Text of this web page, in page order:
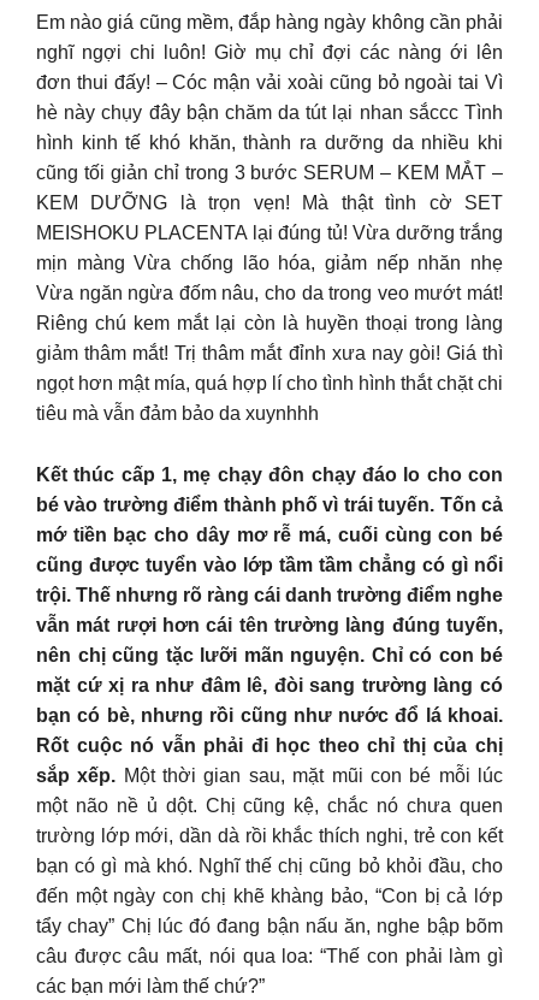
Em nào giá cũng mềm, đắp hàng ngày không cần phải
nghĩ ngợi chi luôn! Giờ mụ chỉ đợi các nàng ới lên
đơn thui đấy! – Cóc mận vải xoài cũng bỏ ngoài tai Vì
hè này chụy đây bận chăm da tút lại nhan sắccc Tình
hình kinh tế khó khăn, thành ra dưỡng da nhiều khi
cũng tối giản chỉ trong 3 bước SERUM – KEM MẮT –
KEM DƯỠNG là trọn vẹn! Mà thật tình cờ SET
MEISHOKU PLACENTA lại đúng tủ! Vừa dưỡng trắng
mịn màng Vừa chống lão hóa, giảm nếp nhăn nhẹ
Vừa ngăn ngừa đốm nâu, cho da trong veo mướt mát!
Riêng chú kem mắt lại còn là huyền thoại trong làng
giảm thâm mắt! Trị thâm mắt đỉnh xưa nay gòi! Giá thì
ngọt hơn mật mía, quá hợp lí cho tình hình thắt chặt chi
tiêu mà vẫn đảm bảo da xuynhhh
Kết thúc cấp 1, mẹ chạy đôn chạy đáo lo cho con
bé vào trường điểm thành phố vì trái tuyến. Tốn cả
mớ tiền bạc cho dây mơ rễ má, cuối cùng con bé
cũng được tuyển vào lớp tầm tầm chẳng có gì nổi
trội. Thế nhưng rõ ràng cái danh trường điểm nghe
vẫn mát rượi hơn cái tên trường làng đúng tuyến,
nên chị cũng tặc lưỡi mãn nguyện. Chỉ có con bé
mặt cứ xị ra như đâm lê, đòi sang trường làng có
bạn có bè, nhưng rồi cũng như nước đổ lá khoai.
Rốt cuộc nó vẫn phải đi học theo chỉ thị của chị
sắp xếp. Một thời gian sau, mặt mũi con bé mỗi lúc
một não nề ủ dột. Chị cũng kệ, chắc nó chưa quen
trường lớp mới, dần dà rồi khắc thích nghi, trẻ con kết
bạn có gì mà khó. Nghĩ thế chị cũng bỏ khỏi đầu, cho
đến một ngày con chị khẽ khàng bảo, “Con bị cả lớp
tẩy chay” Chị lúc đó đang bận nấu ăn, nghe bập bõm
câu được câu mất, nói qua loa: “Thế con phải làm gì
các bạn mới làm thế chứ?”